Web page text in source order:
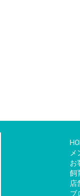
メ
お
飼
店
ブ